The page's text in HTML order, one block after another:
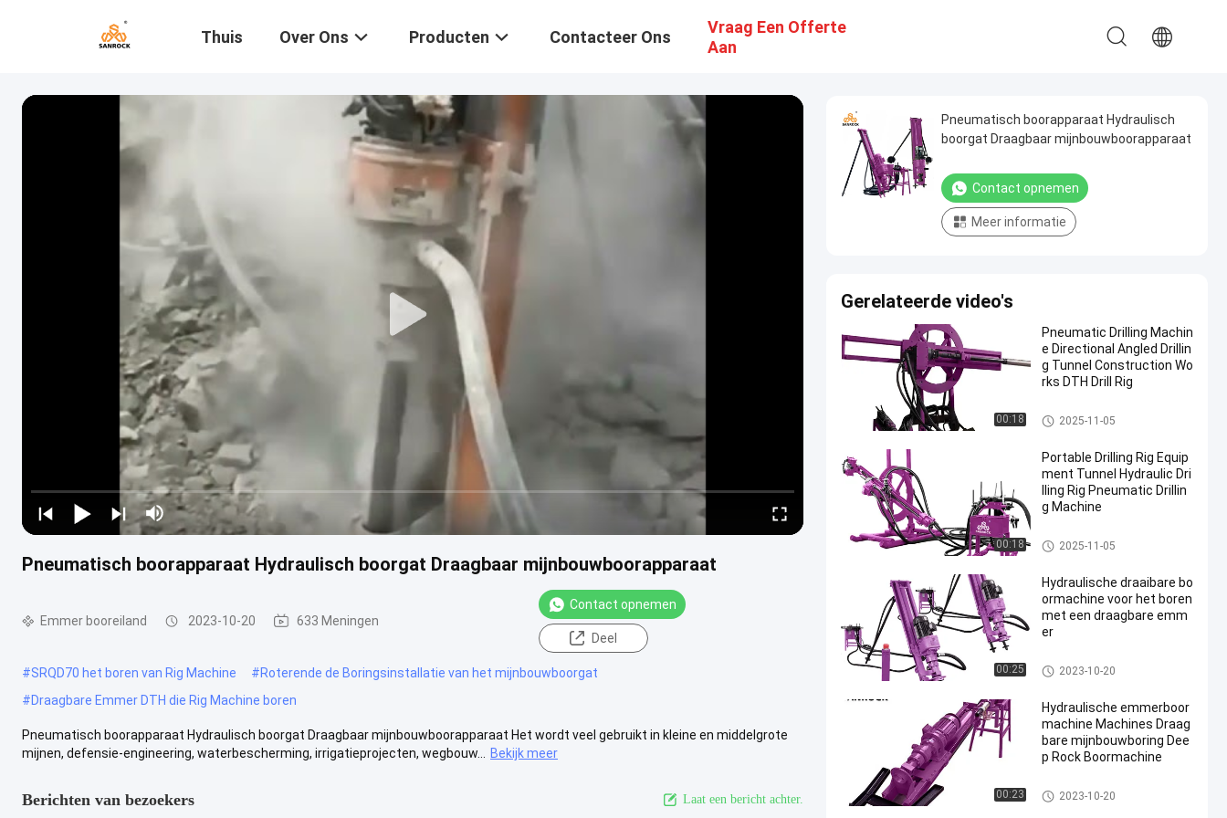
Thuis Over Ons Producten Contacteer Ons
Vraag Een Offerte
Aan
Pneumatisch boorapparaat Hydraulisch boorgat Draagbaar mijnbouwboorapparaat
Emmer booreiland 2023-10-20 633 Meningen
Contact opnemen
Deel
#SRQD70 het boren van Rig Machine #Roterende de Boringsinstallatie van het mijnbouwboorgat
#Draagbare Emmer DTH die Rig Machine boren
Pneumatisch boorapparaat Hydraulisch boorgat Draagbaar mijnbouwboorapparaat Het wordt veel gebruikt in kleine en middelgrote
mijnen, defensie-engineering, waterbescherming, irrigatieprojecten, wegbouw...
Bekijk meer
Berichten van bezoekers Laat een bericht achter.
Pneumatisch boorapparaat Hydraulisch
boorgat Draagbaar mijnbouwboorapparaat
Contact opnemen
Meer informatie
Gerelateerde video's
00:18
Pneumatic Drilling Machin
e Directional Angled Drillin
g Tunnel Construction Wo
rks DTH Drill Rig
Emmer booreiland
2025-11-05
00:18
Portable Drilling Rig Equip
ment Tunnel Hydraulic Dri
lling Rig Pneumatic Drillin
g Machine
Emmer booreiland
2025-11-05
00:25
Hydraulische draaibare bo
ormachine voor het boren
met een draagbare emm
er
Emmer booreiland
2023-10-20
00:23
Hydraulische emmerboor
machine Machines Draag
bare mijnbouwboring Dee
p Rock Boormachine
Emmer booreiland
2023-10-20